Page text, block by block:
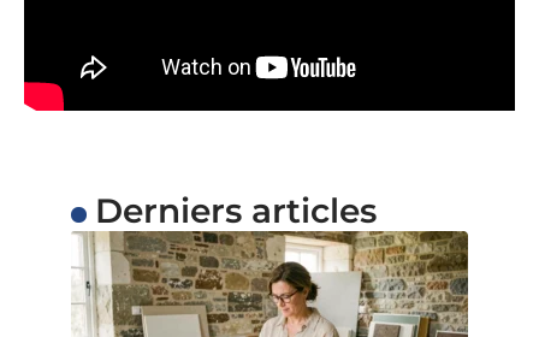
Derniers articles